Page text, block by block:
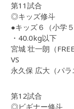
第11試合
◎キッズ修斗
●キッズ６（小学
・40.0kg以下
宮城 壮一朗（
VS
永久保 広大（パラ
第12試合
◎ビギナー修斗